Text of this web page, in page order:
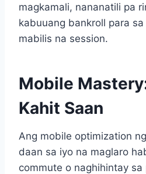
magkamali, nananatili pa
kabuuang bankroll para
mabilis na session.
Mobile
Kahit Saan
Ang mobile optimization
daan sa iyo na maglaro
commute o naghihintay sa